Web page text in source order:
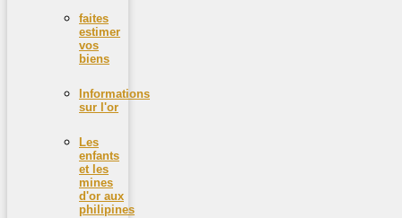
faites
estimer
vos
biens
Informations
sur l'or
Les
enfants
et les
mines
d'or aux
philipines